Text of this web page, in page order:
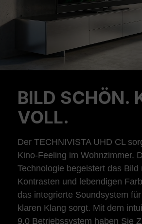
BILD SCHÖN.
VOLL.
Der TECHNIVISTA UHD CL
Kino-Feeling im Wohnzimmer.
Technologie begeistert das Bild
Kontrasten und lebendigen
das integrierte Soundsystem
klaren Klang sorgt. Mit dem
9.0 Betriebssystem haben Sie
Previous